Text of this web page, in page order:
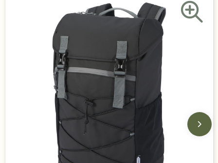
Duurzame keuzes
Made in Europe
Recycled
Bestsellers